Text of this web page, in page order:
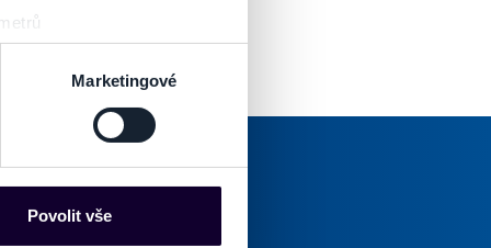
prstu)
. Svůj souhlas
mohou představovat
obsahu a reklam.
Marketingové
Povolit vše